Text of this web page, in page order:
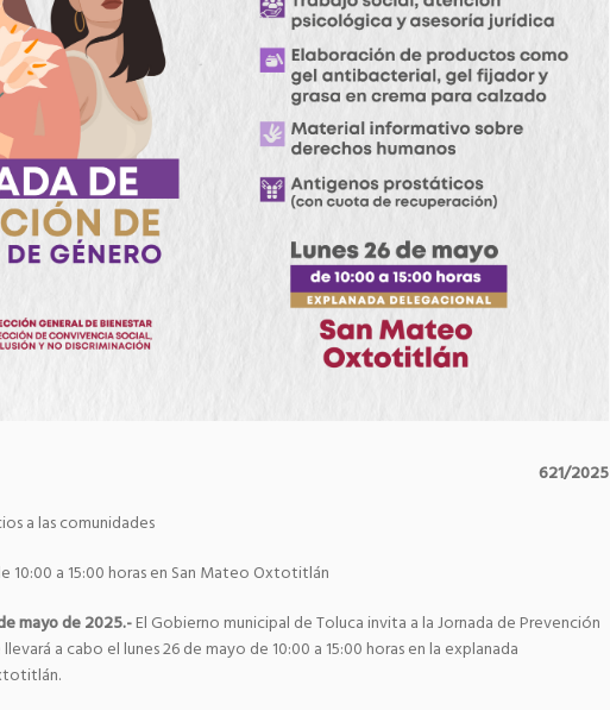
621/2025
a las comunidades
10:00 a 15:00 horas en San Mateo Oxtotitlán
mayo de 2025.-El Gobierno municipal de Toluca invita a la Jornada de Prevención
a cabo el lunes 26 de mayo de 10:00 a 15:00 horas en la explanada